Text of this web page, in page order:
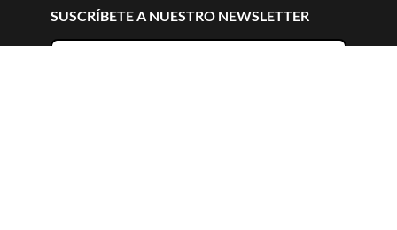
SUSCRÍBETE A NUESTRO NEWSLETTER